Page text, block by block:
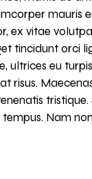
mauris
ex vitae
tincidunt orci
ultrices eu
risus.
tristique.
Nam